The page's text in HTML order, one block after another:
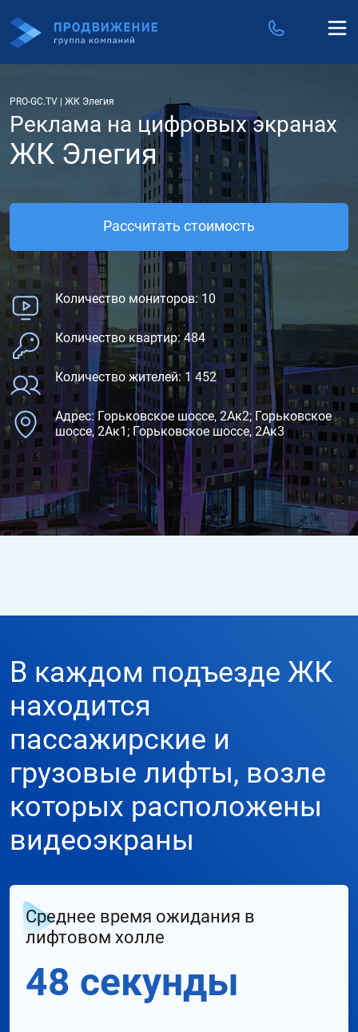
PRO-GC.TV ЖК Элегия
Реклама на цифровых экранах
ЖК Элегия
Рассчитать стоимость
Количество мониторов: 10
Количество квартир: 484
Количество жителей: 1 452
Адрес: Горьковское шоссе, 2Ак2; Горьковское
шоссе, 2Ак1; Горьковское шоссе, 2Ак3
В каждом подъезде ЖК
находится
пассажирские и
грузовые лифты, возле
которых расположены
видеоэкраны
Среднее время ожидания в
лифтовом холле
48 секунды